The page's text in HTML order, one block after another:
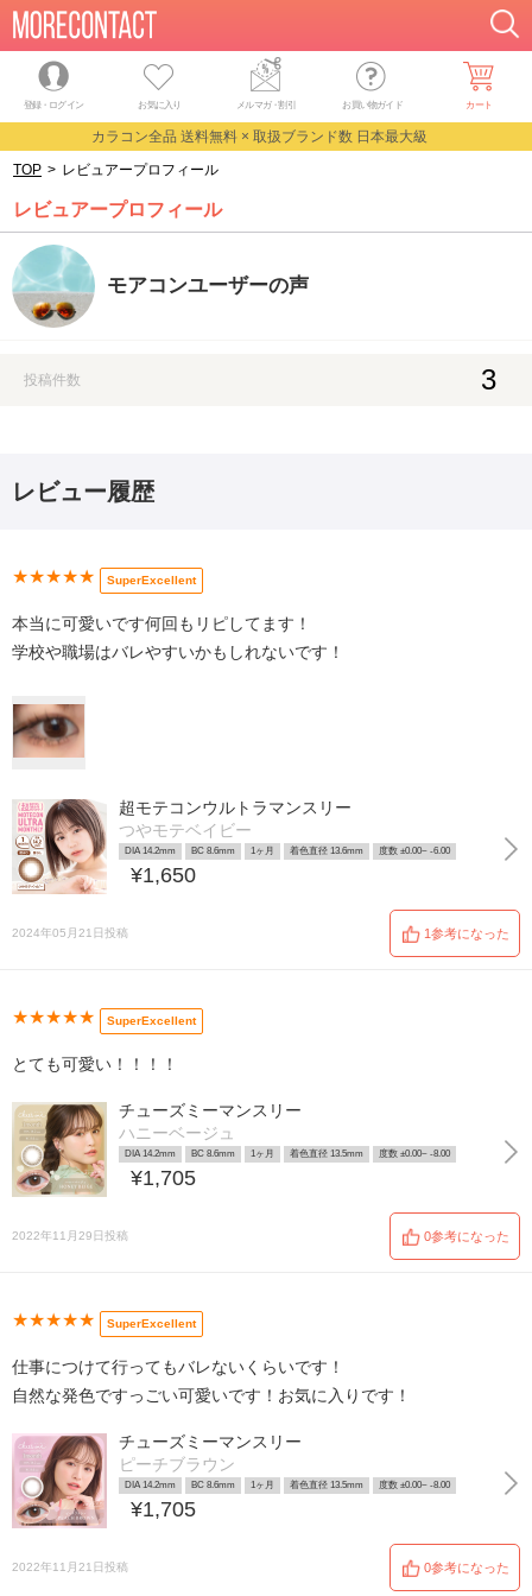
登録・ログイン お気に入り メルマガ・割引 お買い物ガイド カート
カラコン全品 送料無料 × 取扱ブランド数 日本最大級
TOP > レビュアープロフィール
レビュアープロフィール
モアコンユーザーの声
投稿件数 3
レビュー履歴
★★★★★ SuperExcellent
本当に可愛いです何回もリピしてます！
学校や職場はバレやすいかもしれないです！
超モテコンウルトラマンスリー
つやモテベイビー
DIA 14.2mm BC 8.6mm 1ヶ月 着色直径 13.6mm 度数 ±0.00~ -6.00
¥1,650
2024年05月21日投稿 1参考になった
★★★★★ SuperExcellent
とても可愛い！！！！
チューズミーマンスリー
ハニーベージュ
DIA 14.2mm BC 8.6mm 1ヶ月 着色直径 13.5mm 度数 ±0.00~ -8.00
¥1,705
2022年11月29日投稿 0参考になった
★★★★★ SuperExcellent
仕事につけて行ってもバレないくらいです！
自然な発色ですっごい可愛いです！お気に入りです！
チューズミーマンスリー
ピーチブラウン
DIA 14.2mm BC 8.6mm 1ヶ月 着色直径 13.5mm 度数 ±0.00~ -8.00
¥1,705
2022年11月21日投稿 0参考になった